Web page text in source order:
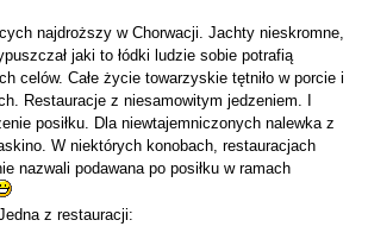
najdroższy w Chorwacji. Jachty nieskromne,
jaki to łódki ludzie sobie potrafią
celów. Całe życie towarzyskie tętniło w porcie i
Restauracje z niesamowitym jedzeniem. I
posiłku. Dla niewtajemniczonych nalewka z
W niektórych konobach, restauracjach
nazwali podawana po posiłku w ramach
z restauracji: